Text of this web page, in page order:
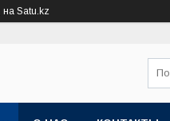
на Satu.kz